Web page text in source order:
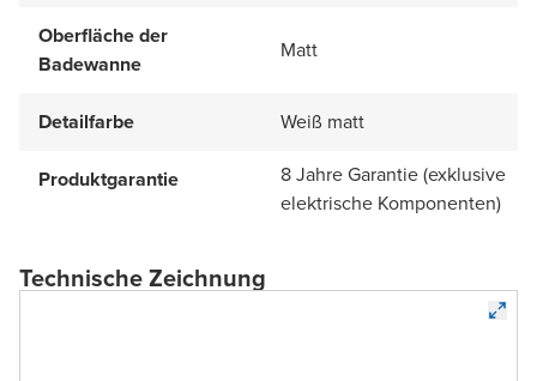
Oberfläche der
Badewanne
Matt
Detailfarbe Weiß matt
Produktgarantie
8 Jahre Garantie (exklusive
elektrische Komponenten)
Technische Zeichnung